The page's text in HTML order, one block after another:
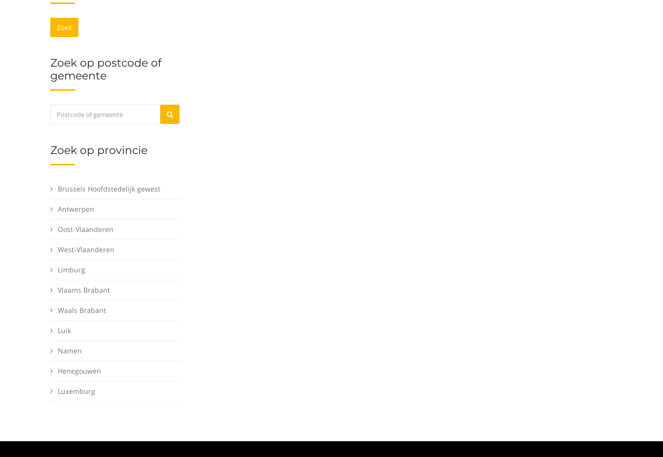
Zoek
Zoek op postcode of
gemeente
Zoek op provincie
Brussels Hoofdstedelijk gewest
Antwerpen
Oost-Vlaanderen
West-Vlaanderen
Limburg
Vlaams Brabant
Waals Brabant
Luik
Namen
Henegouwen
Luxemburg